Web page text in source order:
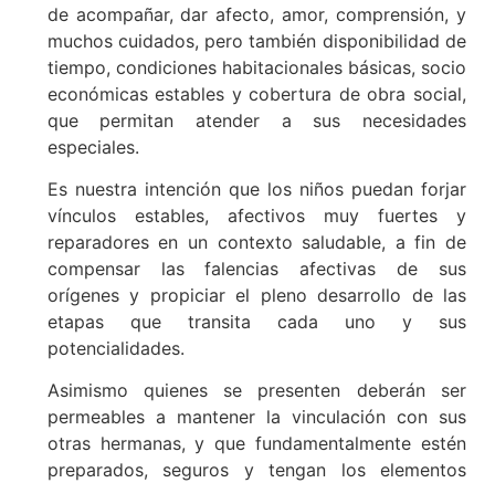
de acompañar, dar afecto, amor, comprensión, y
muchos cuidados, pero también disponibilidad de
tiempo, condiciones habitacionales básicas, socio
económicas estables y cobertura de obra social,
que permitan atender a sus necesidades
especiales.
Es nuestra intención que los niños puedan forjar
vínculos estables, afectivos muy fuertes y
reparadores en un contexto saludable, a fin de
compensar las falencias afectivas de sus
orígenes y propiciar el pleno desarrollo de las
etapas que transita cada uno y sus
potencialidades.
Asimismo quienes se presenten deberán ser
permeables a mantener la vinculación con sus
otras hermanas, y que fundamentalmente estén
preparados, seguros y tengan los elementos